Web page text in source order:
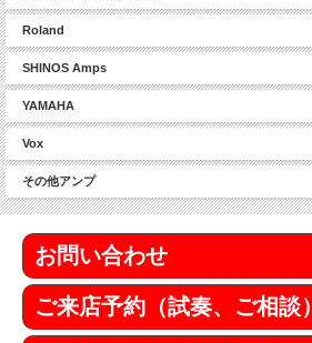
Roland
SHINOS Amps
YAMAHA
Vox
その他アンプ
お問い合わせ
ご来店予約（試奏、ご相談）